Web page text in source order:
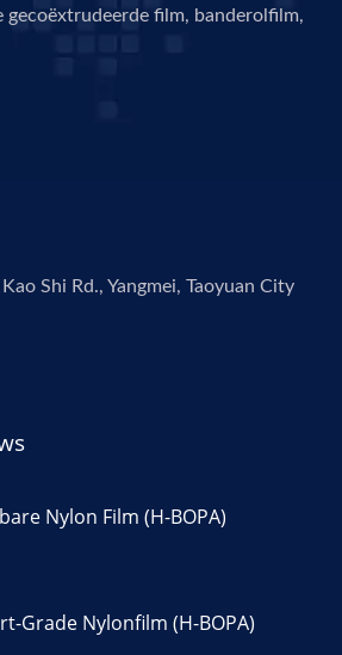
gecoëxtrudeerde film, banderolfilm,
Shi Rd., Yangmei, Taoyuan City
Nylon Film (H-BOPA)
Grade Nylonfilm (H-BOPA)